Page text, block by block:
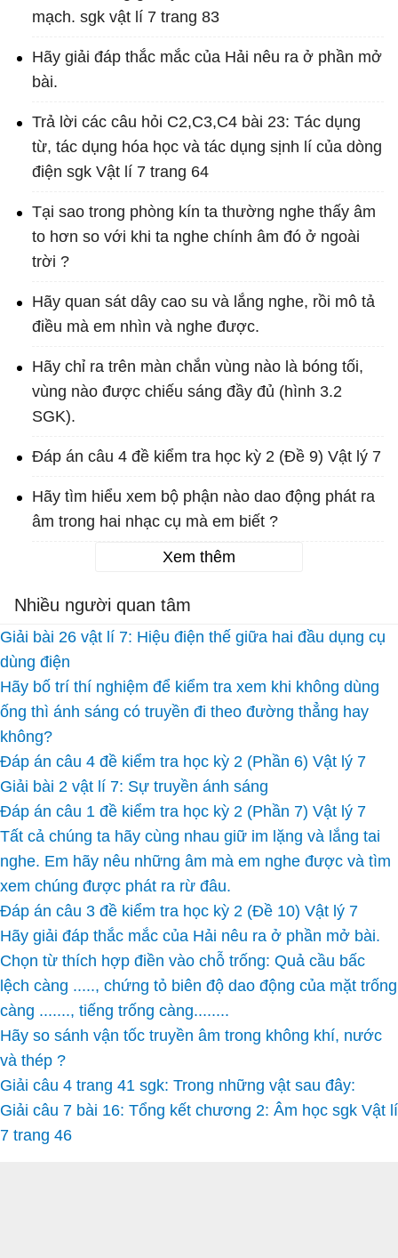
mạch. sgk vật lí 7 trang 83
Hãy giải đáp thắc mắc của Hải nêu ra ở phần mở
bài.
Trả lời các câu hỏi C2,C3,C4 bài 23: Tác dụng
từ, tác dụng hóa học và tác dụng sịnh lí của dòng
điện sgk Vật lí 7 trang 64
Tại sao trong phòng kín ta thường nghe thấy âm
to hơn so với khi ta nghe chính âm đó ở ngoài
trời ?
Hãy quan sát dây cao su và lắng nghe, rồi mô tả
điều mà em nhìn và nghe được.
Hãy chỉ ra trên màn chắn vùng nào là bóng tối,
vùng nào được chiếu sáng đầy đủ (hình 3.2
SGK).
Đáp án câu 4 đề kiểm tra học kỳ 2 (Đề 9) Vật lý 7
Hãy tìm hiểu xem bộ phận nào dao động phát ra
âm trong hai nhạc cụ mà em biết ?
Xem thêm
Nhiều người quan tâm
Giải bài 26 vật lí 7: Hiệu điện thế giữa hai đầu dụng cụ
dùng điện
Hãy bố trí thí nghiệm để kiểm tra xem khi không dùng
ống thì ánh sáng có truyền đi theo đường thẳng hay
không?
Đáp án câu 4 đề kiểm tra học kỳ 2 (Phần 6) Vật lý 7
Giải bài 2 vật lí 7: Sự truyền ánh sáng
Đáp án câu 1 đề kiểm tra học kỳ 2 (Phần 7) Vật lý 7
Tất cả chúng ta hãy cùng nhau giữ im lặng và lắng tai
nghe. Em hãy nêu những âm mà em nghe được và tìm
xem chúng được phát ra rừ đâu.
Đáp án câu 3 đề kiểm tra học kỳ 2 (Đề 10) Vật lý 7
Hãy giải đáp thắc mắc của Hải nêu ra ở phần mở bài.
Chọn từ thích hợp điền vào chỗ trống: Quả cầu bấc
lệch càng ....., chứng tỏ biên độ dao động của mặt trống
càng ......., tiếng trống càng........
Hãy so sánh vận tốc truyền âm trong không khí, nước
và thép ?
Giải câu 4 trang 41 sgk: Trong những vật sau đây:
Giải câu 7 bài 16: Tổng kết chương 2: Âm học sgk Vật lí
7 trang 46